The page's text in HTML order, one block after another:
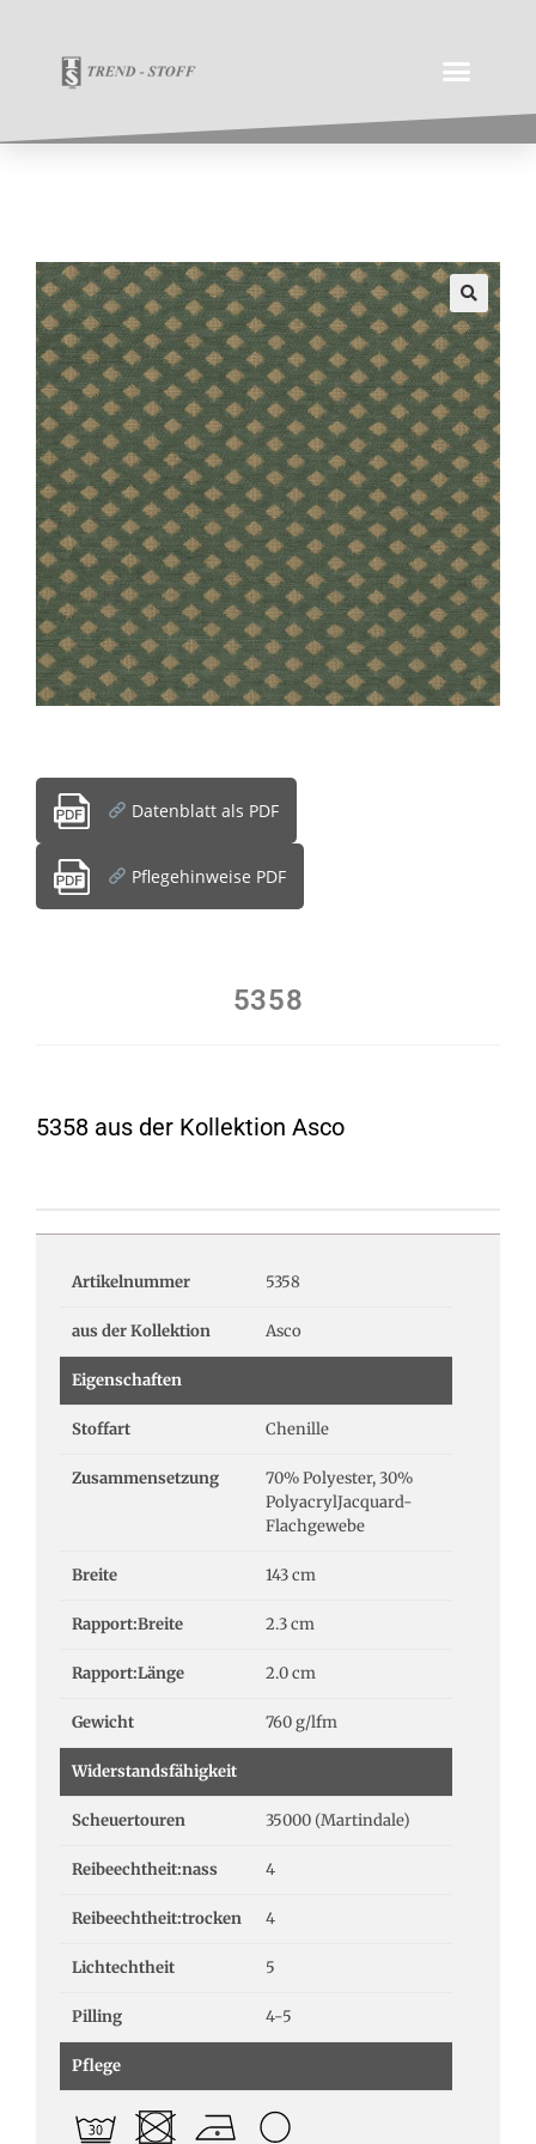
Datenblatt als PDF
Pflegehinweise PDF
5358
5358 aus der Kollektion Asco
Artikelnummer 5358
aus der Kollektion Asco
Eigenschaften
Stoffart Chenille
Zusammensetzung
70% Polyester, 30%
PolyacrylJacquard-
Flachgewebe
Breite 143 cm
Rapport:Breite 2.3 cm
Rapport:Länge 2.0 cm
Gewicht 760 g/lfm
Widerstandsfähigkeit
Scheuertouren 35000 (Martindale)
Reibeechtheit:nass 4
Reibeechtheit:trocken 4
Lichtechtheit 5
Pilling 4-5
Pflege